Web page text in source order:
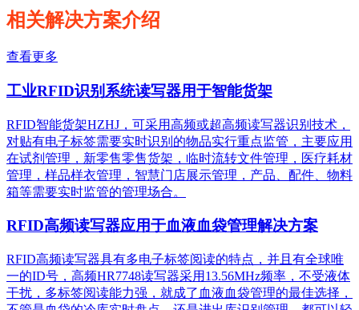
相关解决方案介绍
查看更多
工业RFID识别系统读写器用于智能货架
RFID智能货架HZHJ，可采用高频或超高频读写器识别技术，
对贴有电子标签需要实时识别的物品实行重点监管，主要应用
在试剂管理，新零售零售货架，临时流转文件管理，医疗耗材
管理，样品样衣管理，智慧门店展示管理，产品、配件、物料
箱等需要实时监管的管理场合。
RFID高频读写器应用于血液血袋管理解决方案
RFID高频读写器具有多电子标签阅读的特点，并且有全球唯
一的ID号，高频HR7748读写器采用13.56MHz频率，不受液体
干扰，多标签阅读能力强，就成了血液血袋管理的最佳选择，